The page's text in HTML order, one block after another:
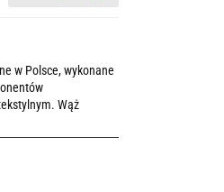
w Polsce, wykonane
Wąż